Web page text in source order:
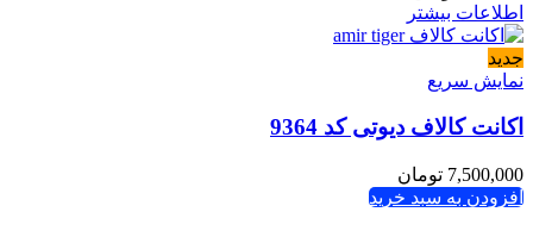
اطلاعات بیشتر
جدید
نمایش سریع
اکانت کالاف دیوتی کد 9364
7,500,000 تومان
افزودن به سبد خرید